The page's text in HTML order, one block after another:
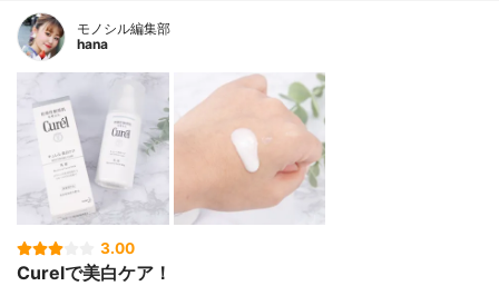
モノシル編集部
hana
3.00
Curelで美白ケア！